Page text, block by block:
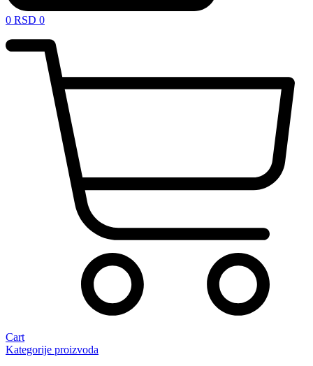
0 RSD 0
Cart
Kategorije proizvoda